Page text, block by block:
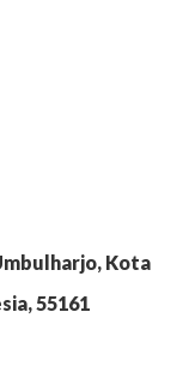
Kota
55161